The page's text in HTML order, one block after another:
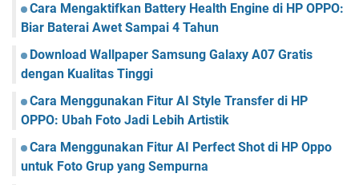
Cara Mengaktifkan Battery Health Engine di HP OPPO:
Biar Baterai Awet Sampai 4 Tahun
Download Wallpaper Samsung Galaxy A07 Gratis
dengan Kualitas Tinggi
Cara Menggunakan Fitur AI Style Transfer di HP
OPPO: Ubah Foto Jadi Lebih Artistik
Cara Menggunakan Fitur AI Perfect Shot di HP Oppo
untuk Foto Grup yang Sempurna